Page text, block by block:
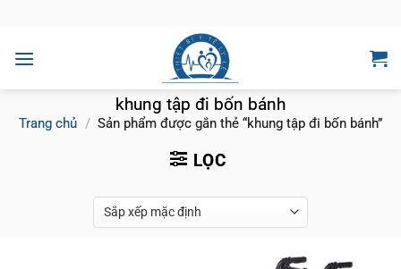
nội
khung tập đi bốn bánh
Trang chủ / Sản phẩm được gắn thẻ “khung tập đi bốn bánh”
LỌC